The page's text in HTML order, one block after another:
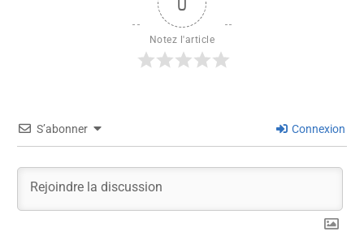
Notez l'article
S’abonner Connexion